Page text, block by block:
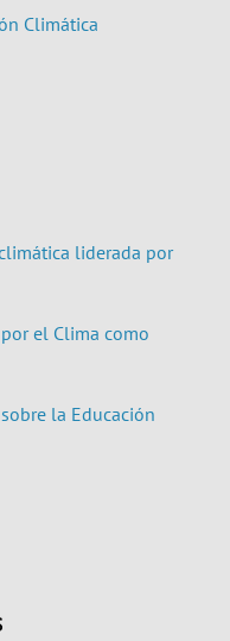
Climática
liderada por
el Clima como
la Educación